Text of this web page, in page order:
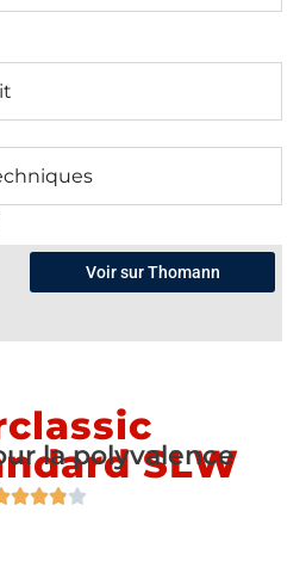
Voir sur Thomann
SLW
la polyvalence